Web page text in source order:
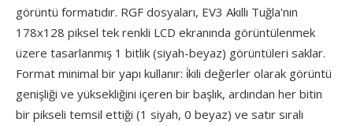
görüntü formatıdır. RGF dosyaları, EV3 Akıllı Tuğla'nın
178x128 piksel tek renkli LCD ekranında görüntülenmek
üzere tasarlanmış 1 bitlik (siyah-beyaz) görüntüleri saklar.
Format minimal bir yapı kullanır: i̇kili değerler olarak görüntü
genişliği ve yüksekliğini içeren bir başlık, ardından her bitin
bir pikseli temsil ettiği (1 siyah, 0 beyaz) ve satır sıralı